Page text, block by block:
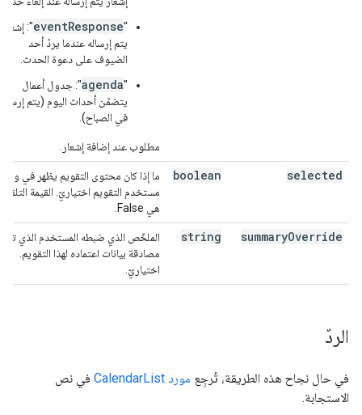
"
eventResponse": إشعار
يتم إرساله عندما يردّ أحد
الضيوف على دعوة الحدث.
"
agenda": جدول أعمال
يتضمّن أحداث اليوم (يتم إرساله
في الصباح).
مطلوب عند إضافة إشعار.
selected
boolean
ما إذا كان محتوى التقويم يظهر في
مستخدم التقويم اختياريّ. القيمة
هي False.
summaryOverride
string
الملخّص الذي ضبطه المستخدم الذي
مصادقة بيانات اعتماده لهذا التقويم.
اختياريّ.
الردّ
في حال نجاح هذه الطريقة، تُرجِع مورد CalendarList
في نص
الاستجابة.